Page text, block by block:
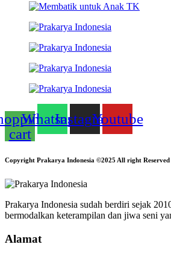
cart
WhatsappInstagramYoutube
Copyright Prakarya Indonesia ©2025 All right Reserved
Prakarya Indonesia sudah berdiri sejak
bermodalkan keterampilan dan jiwa seni
Alamat